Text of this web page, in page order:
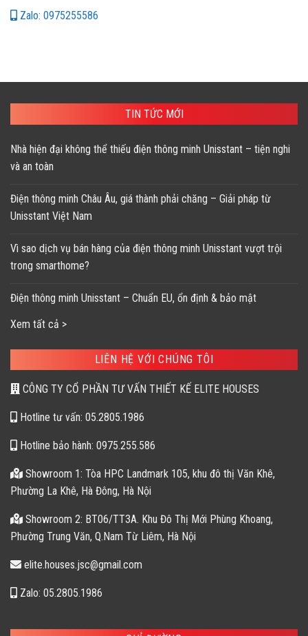
Zalo: 0975255586
TIN TỨC MỚI
Nhà hiện đại không thể thiếu điện thông minh Unisstant – tiện nghi
và an toàn
Điện thông minh Châu Âu, giá thành phải chăng – Giải pháp từ
Unisstant Việt Nam
Vì sao dịch vụ bán hàng của điện thông minh Unisstant vượt trội
trong smarthome?
Điện thông minh Unisstant – Chuẩn EU, ổn định & bảo mật
Xem tất cả >
LIÊN HỆ VỚI CHÚNG TÔI
CÔNG TY CỔ PHẦN TƯ VẤN THIẾT KẾ ELITE HOUSES
Hotline tư vấn: 05.2805.1986
Hotline bảo hành: 0975.255.586
Showroom 1: Tòa HPC Landmark 105, khu đô thị Văn Khê,
Phường La Khê, Hà Đông, Hà Nội
Showroom 2: BT06/TT3A. Khu Đô Thị Mới Phùng Khoang,
Phường Trung Văn, Q.Nam Từ Liêm, Hà Nội
elite.houses.jsc@gmail.com
Zalo: 05.2805.1986